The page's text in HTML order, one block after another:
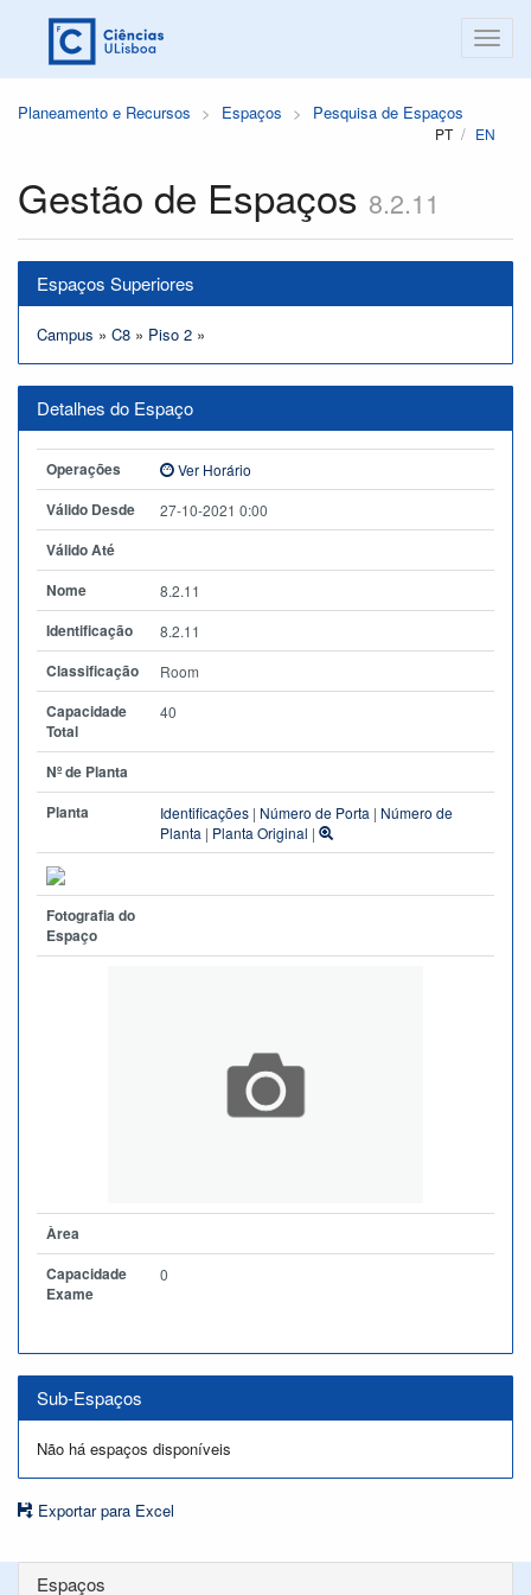
Planeamento e Recursos Espaços Pesquisa de Espaços
PT EN
Gestão de Espaços 8.2.11
Espaços Superiores
Campus » C8 » Piso 2 »
Detalhes do Espaço
Operações Ver Horário
Válido Desde 27-10-2021 0:00
Válido Até
Nome
8.2.11
Identificação 8.2.11
Classificação Room
Capacidade
Total
40
Nº de Planta
Planta
Identificações | Número de Porta | Número de
Planta | Planta Original |
Fotografia do
Espaço
Àrea
Capacidade
Exame
0
Sub-Espaços
Não há espaços disponíveis
Exportar para Excel
Espaços